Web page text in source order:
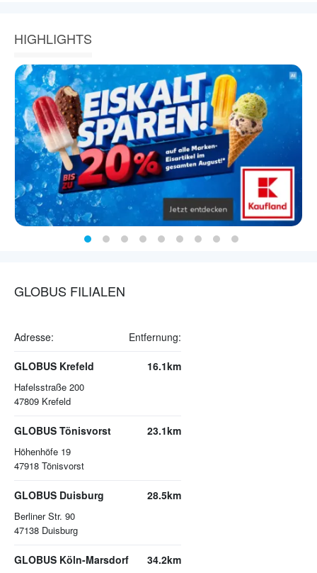
HIGHLIGHTS
GLOBUS FILIALEN
Adresse: Entfernung:
GLOBUS Krefeld
Hafelsstraße 200
47809 Krefeld
16.1km
GLOBUS Tönisvorst
Höhenhöfe 19
47918 Tönisvorst
23.1km
GLOBUS Duisburg
Berliner Str. 90
47138 Duisburg
28.5km
GLOBUS Köln-Marsdorf 34.2km